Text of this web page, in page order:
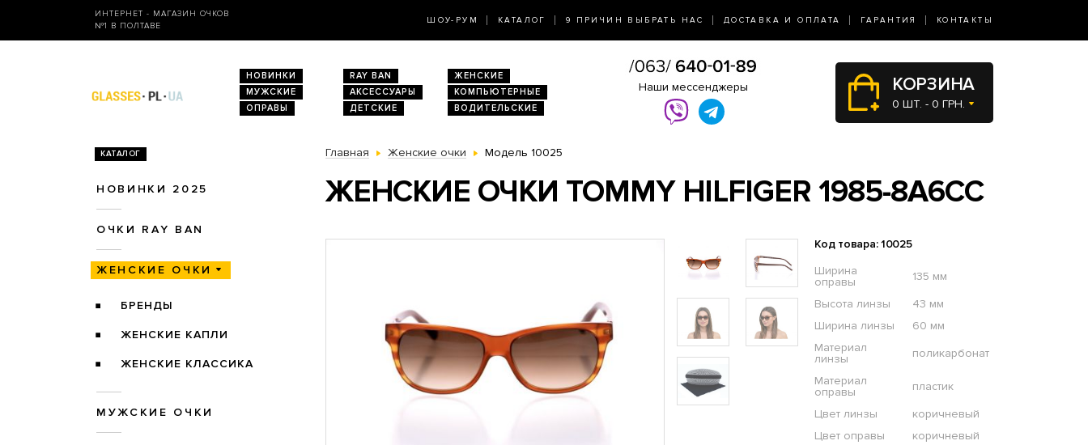
ИНТЕРНЕТ - МАГАЗИН ОЧКОВ
№1 В ПОЛТАВЕ
ШОУ-РУМ КАТАЛОГ 9 ПРИЧИН ВЫБРАТЬ НАС ДОСТАВКА И ОПЛАТА ГАРАНТИЯ КОНТАКТЫ
НОВИНКИ RAY BAN
ЖЕНСКИЕ
МУЖСКИЕ
АКСЕССУАРЫ
КОМПЬЮТЕРНЫЕ
ОПРАВЫ
ДЕТСКИЕ ВОДИТЕЛЬСКИЕ
Наши мессенджеры КОРЗИНА
0 ШТ. - 0 ГРН.
КАТАЛОГ
НОВИНКИ 2025
ОЧКИ RAY BAN
ЖЕНСКИЕ ОЧКИ
БРЕНДЫ
ЖЕНСКИЕ КАПЛИ
ЖЕНСКИЕ КЛАССИКА
МУЖСКИЕ ОЧКИ
Главная Женские очки Модель 10025
ЖЕНСКИЕ ОЧКИ TOMMY HILFIGER 1985-8A6CC
Код товара: 10025
Ширина
оправы
135 мм
Высота линзы
43 мм
Ширина линзы
60 мм
Материал
линзы
поликарбонат
Материал
оправы
пластик
Цвет линзы
коричневый
Цвет оправы
коричневый